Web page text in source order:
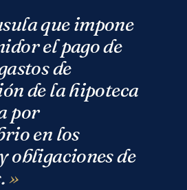
que impone
el pago de
de
de la hipoteca
por
en los
obligaciones de